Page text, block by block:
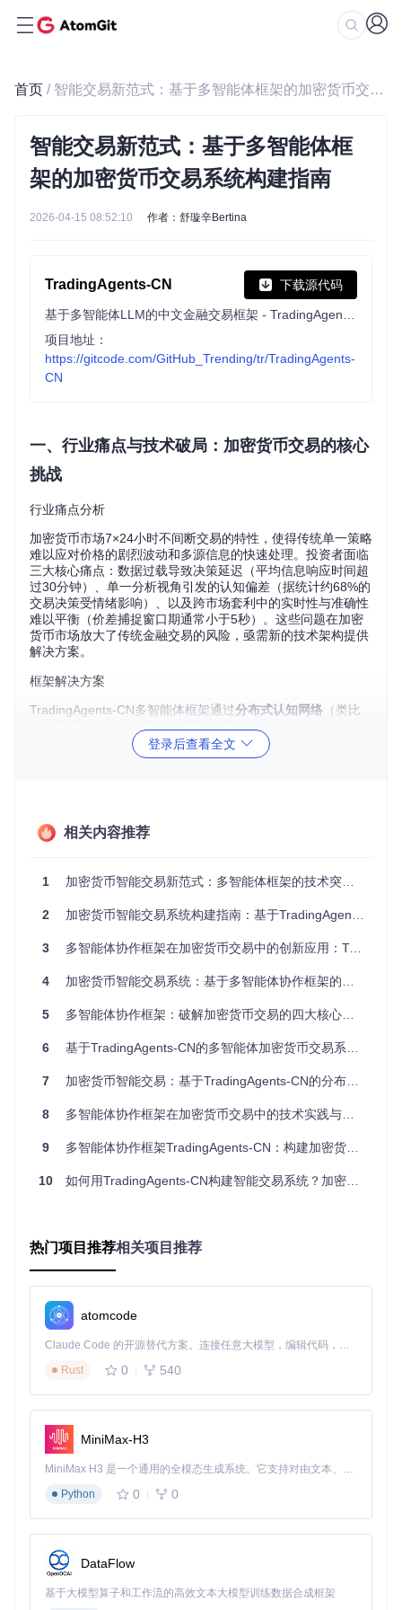
首页 / 智能交易新范式：基于多智能体框架的加密货币交易系统构建指南
智能交易新范式：基于多智能体框
架的加密货币交易系统构建指南
2026-04-15 08:52:10 作者：舒璇辛Bertina
TradingAgents-CN 下载源代码
项目地址：
https://gitcode.com/GitHub_Trending/tr/TradingAgents-
CN
一、行业痛点与技术破局：加密货币交易的核心
挑战
行业痛点分析
加密货币市场7×24小时不间断交易的特性，使得传统单一策略
难以应对价格的剧烈波动和多源信息的快速处理。投资者面临
三大核心痛点：数据过载导致决策延迟（平均信息响应时间超
过30分钟）、单一分析视角引发的认知偏差（据统计约68%的
交易决策受情绪影响）、以及跨市场套利中的实时性与准确性
难以平衡（价差捕捉窗口期通常小于5秒）。这些问题在加密
货币市场放大了传统金融交易的风险，亟需新的技术架构提供
解决方案。
框架解决方案
TradingAgents-CN多智能体框架通过分布式认知网络 （类比
其核心创新在于将传统投资团队的分工（分析师、研究员、交
易员、风险经理）转化为可交互的智能体模块，通过标准化通
从采集到最终交易执行的完整流程
可验证实施路径
骤
号
操作内容 预期结果
克隆项目仓库：git clone h
ttps://gitcode.com/GitHu
b_Trending/tr/TradingAge
nts-CN
本地生成Trading
包含完整项目结构
2
创建虚拟环境：python -m v
bin/activate（Linux/Mac）
或venv\Scripts\activate
（Windows）
示(venv)，表示虚
拟环境激活成功
3
requirements.txt -i http
所有依赖包安装完
4
初始化系统配置：python scr
ipts/init_system_data.py
--crypto
下生成crypto_dat
5
s/test_installation.py -
v
过，最后显示"加
二、技术复杂度分级实施指南
初级应用：单智能体数据采集系统
行业痛点分析
加密货币市场数据来源分散（交易所API、链上数据、社交媒
框架解决方案
数据融合智能体 （Data Fusion Agent）通过多源数据冗余机
登录后查看全文
相关内容推荐
1 加密货币智能交易新范式：多智能体框架的技术突破与实战指南
2 加密货币智能交易系统构建指南：基于TradingAgents-CN的多智能体协作实践
3 多智能体协作框架在加密货币交易中的创新应用：TradingAgents-CN实战指南
4 加密货币智能交易系统：基于多智能体协作框架的实战指南
5 多智能体协作框架：破解加密货币交易的四大核心挑战
6 基于TradingAgents-CN的多智能体加密货币交易系统构建指南
7 加密货币智能交易：基于TradingAgents-CN的分布式决策网络实践指南
8 多智能体协作框架在加密货币交易中的技术实践与探索
9 多智能体协作框架TradingAgents-CN：构建加密货币智能交易系统指南
10 如何用TradingAgents-CN构建智能交易系统？加密货币分析效率提升指南
热门项目推荐相关项目推荐
atomcode
Claude Code 的开源替代方案。连接任意大模型，编辑代码，运行命令，自动验证 — 全自动执行。用 Rust 构建，极致性能。 ｜ An open-source alternative to Claude Code. Connect any LLM, edit code, run commands, and verify changes — autonomously. Built in Rust for speed. Get Started
Rust
0 540
MiniMax-H3
MiniMax H3 是一个通用的全模态生成系统。它支持对由文本、图像、视频和音频组成的多模态上下文进行统一理解，并能生成分辨率高达 2K、时长可达 15 秒的带原生立体声音频的视频。得益于面向任务泛化的系统设计，H3 在预训练阶段就已具备广泛的多模态上下文理解与生成能力，能够出色地执行复杂的多模态指令。
Python
0 0
DataFlow
基于大模型算子和工作流的高效文本大模型训练数据合成框架